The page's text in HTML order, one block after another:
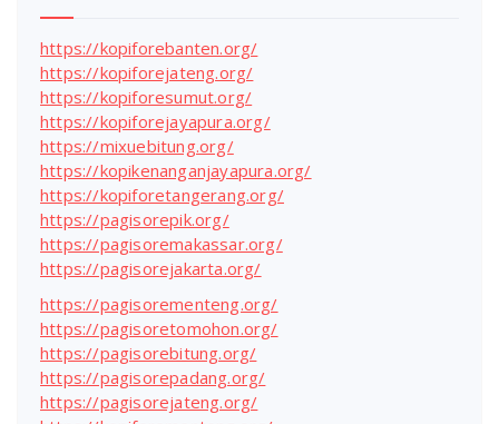
https://kopiforebanten.org/
https://kopiforejateng.org/
https://kopiforesumut.org/
https://kopiforejayapura.org/
https://mixuebitung.org/
https://kopikenanganjayapura.org/
https://kopiforetangerang.org/
https://pagisorepik.org/
https://pagisoremakassar.org/
https://pagisorejakarta.org/
https://pagisorementeng.org/
https://pagisoretomohon.org/
https://pagisorebitung.org/
https://pagisorepadang.org/
https://pagisorejateng.org/